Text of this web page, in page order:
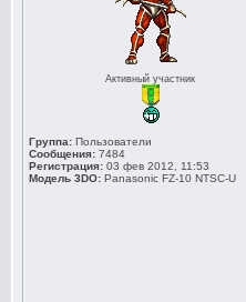
Активный участник
Группа: Пользователи
Сообщения: 7484
Регистрация: 03 фев 2012, 11:53
Модель 3DO: Panasonic FZ-10 NTSC-U